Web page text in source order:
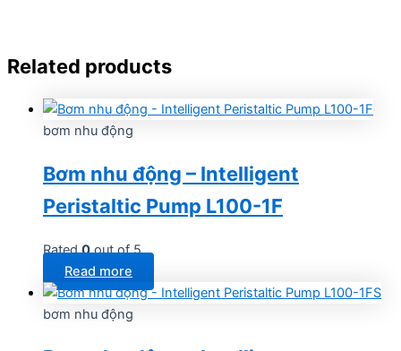
Related products
bơm nhu động
Bơm nhu động – Intelligent
Peristaltic Pump L100-1F
Rated0out of 5
Read more
bơm nhu động